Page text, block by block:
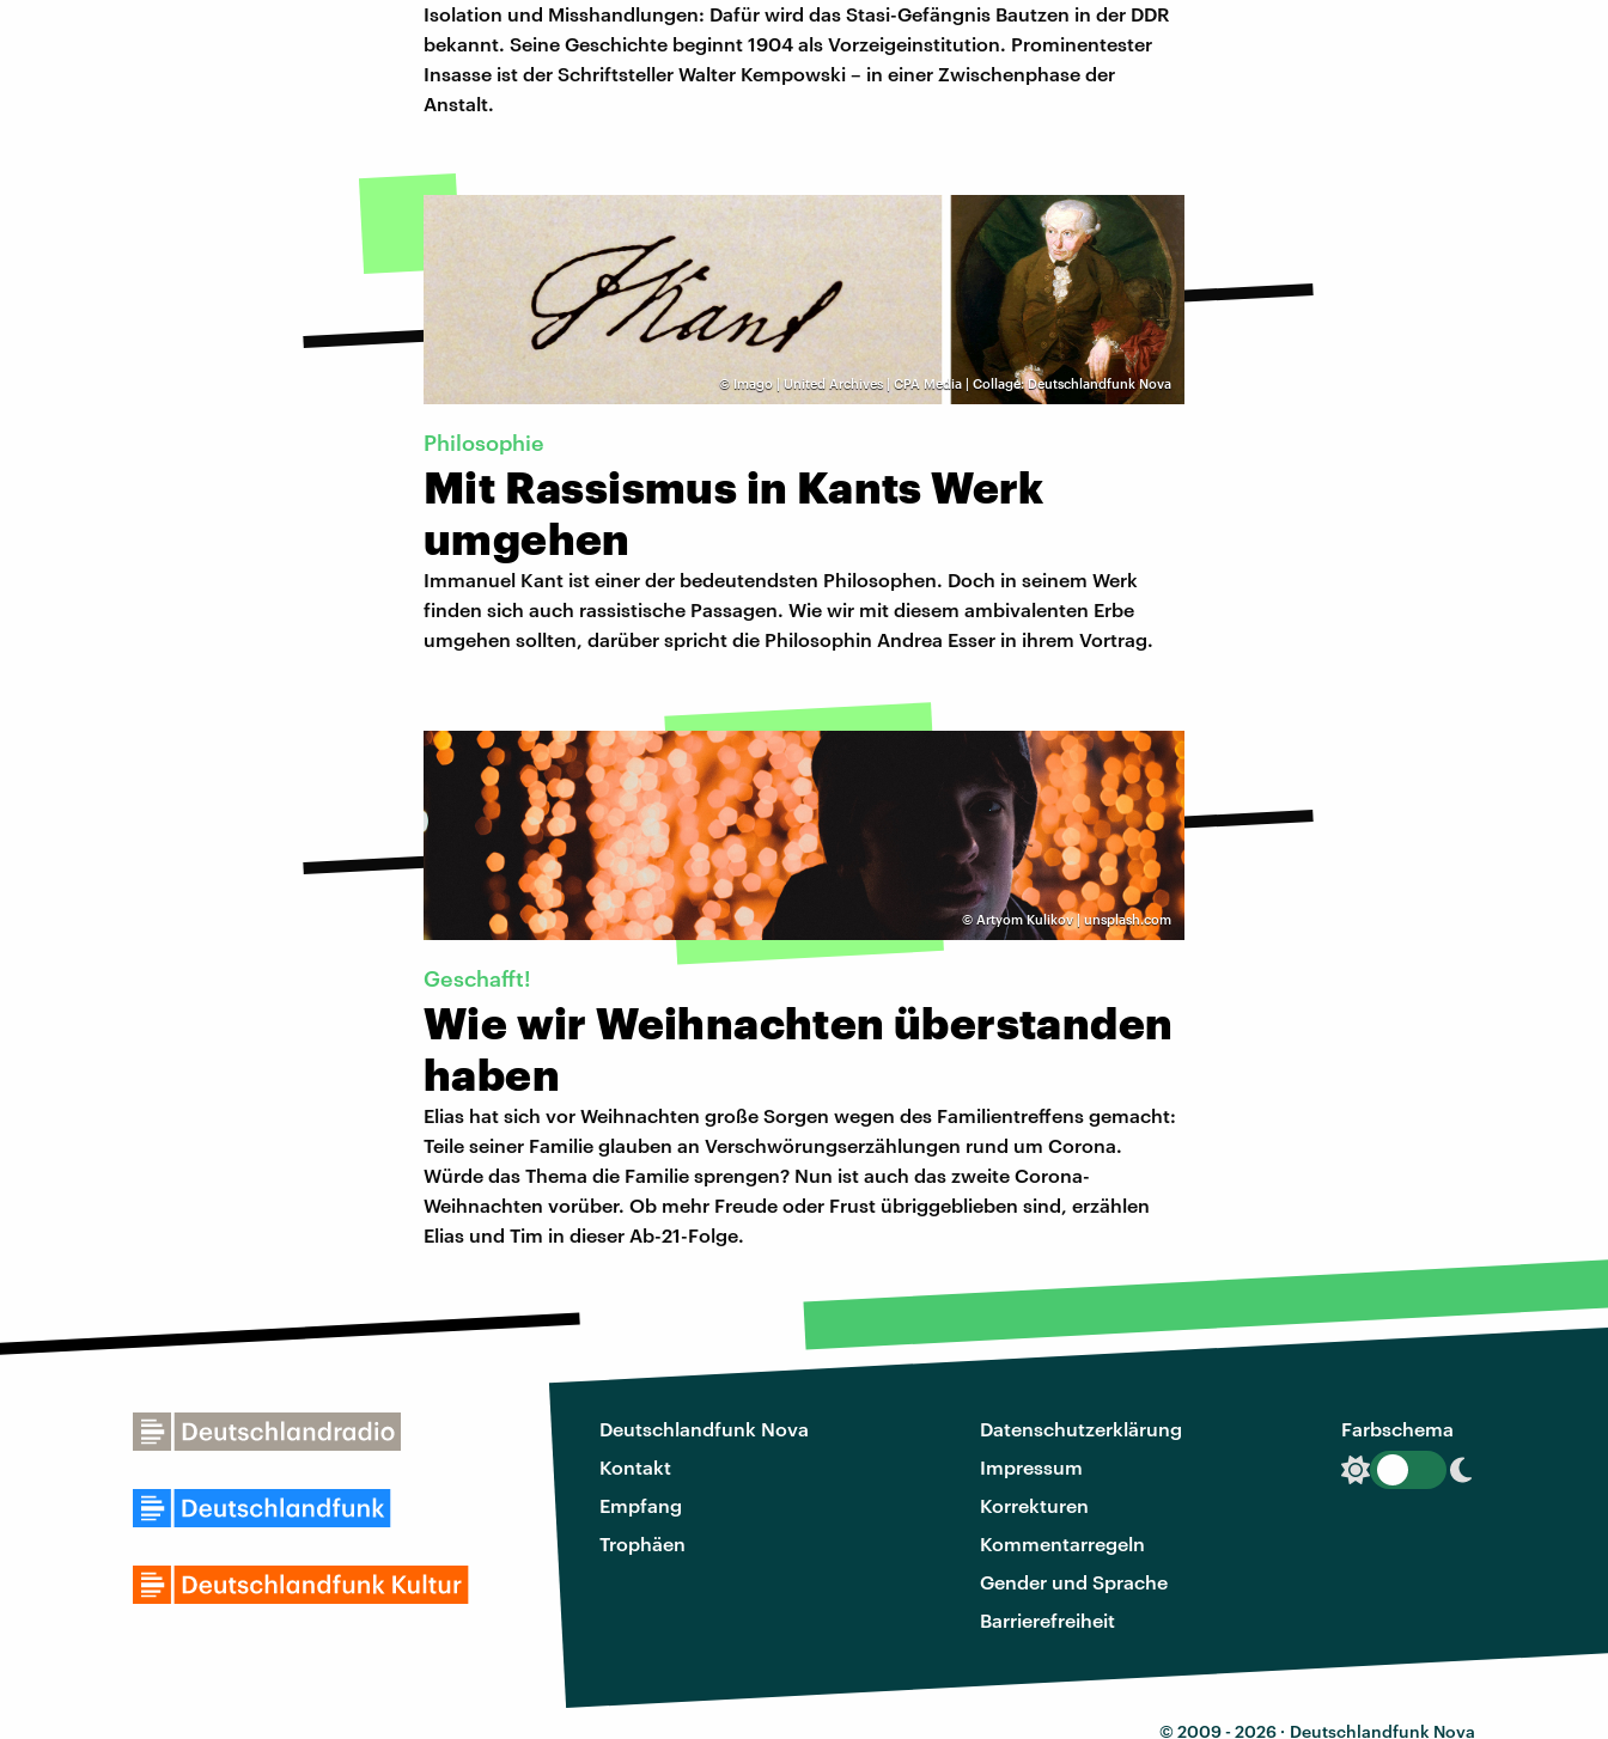
Isolation und Misshandlungen: Dafür wird das Stasi-Gefängnis Bautzen in der DDR
bekannt. Seine Geschichte beginnt 1904 als Vorzeigeinstitution. Prominentester
Insasse ist der Schriftsteller Walter Kempowski – in einer Zwischenphase der
Anstalt.
© Imago | United Archives | CPA Media | Collage: Deutschlandfunk Nova
Philosophie
Mit Rassismus in Kants Werk
umgehen
Immanuel Kant ist einer der bedeutendsten Philosophen. Doch in seinem Werk
finden sich auch rassistische Passagen. Wie wir mit diesem ambivalenten Erbe
umgehen sollten, darüber spricht die Philosophin Andrea Esser in ihrem Vortrag.
© Artyom Kulikov | unsplash.com
Geschafft!
Wie wir Weihnachten überstanden
haben
Elias hat sich vor Weihnachten große Sorgen wegen des Familientreffens gemacht:
Teile seiner Familie glauben an Verschwörungserzählungen rund um Corona.
Würde das Thema die Familie sprengen? Nun ist auch das zweite Corona-
Weihnachten vorüber. Ob mehr Freude oder Frust übriggeblieben sind, erzählen
Elias und Tim in dieser Ab-21-Folge.
Deutschlandfunk Nova
Kontakt
Empfang
Trophäen
Datenschutzerklärung
Impressum
Korrekturen
Kommentarregeln
Gender und Sprache
Barrierefreiheit
Farbschema
© 2009 - 2026 · Deutschlandfunk Nova